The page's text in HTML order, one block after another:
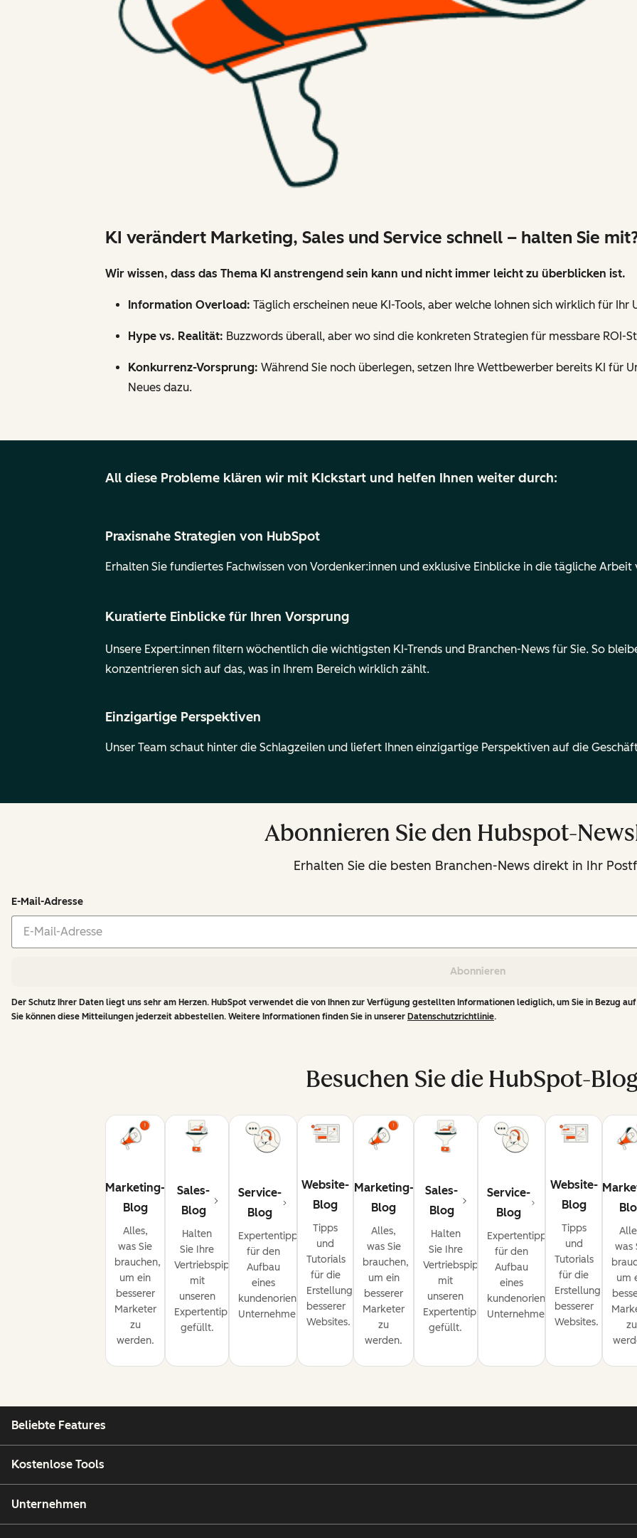
KI verändert Marketing, Sales und Service schnell – halten Sie
Wir wissen, dass das Thema KI anstrengend sein kann und nicht immer leicht zu überblicken ist.
Information Overload: Täglich erscheinen neue KI-Tools, aber welche lohnen sich wirklich für Ihr
Hype vs. Realität: Buzzwords überall, aber wo sind die konkreten Strategien für messbare ROI-
Konkurrenz-Vorsprung: Während Sie noch überlegen, setzen Ihre Wettbewerber bereits KI für
Neues dazu.
All diese Probleme klären wir mit KIckstart und helfen Ihnen weiter durch:
Praxisnahe Strategien von HubSpot
Erhalten Sie fundiertes Fachwissen von Vordenker:innen und exklusive Einblicke in die tägliche
Kuratierte Einblicke für Ihren Vorsprung
Unsere Expert:innen filtern wöchentlich die wichtigsten KI-Trends und Branchen-News für Sie. So
konzentrieren sich auf das, was in Ihrem Bereich wirklich zählt.
Einzigartige Perspektiven
Unser Team schaut hinter die Schlagzeilen und liefert Ihnen einzigartige Perspektiven auf die
Abonnieren Sie den Hubspot-
Erhalten Sie die besten Branchen-News direkt in Ihr
E-Mail-Adresse
Abonnieren
Der Schutz Ihrer Daten liegt uns sehr am Herzen. HubSpot verwendet die von Ihnen zur Verfügung gestellten Informationen lediglich, um Sie in Bezug
Sie können diese Mitteilungen jederzeit abbestellen. Weitere Informationen finden Sie in unserer Datenschutzrichtlinie.
Besuchen Sie die HubSpot-
Marketing-
Blog
Alles,
was Sie
brauchen,
um ein
besserer
Marketer
zu
werden.
Sales-
Blog
Halten
Sie Ihre
Vertriebspipeline
mit
unseren
Expertentipps
gefüllt.
Service-
Blog
Expertentipps
für den
Aufbau
eines
kundenorientierten
Unternehmens.
Website-
Blog
Tipps
und
Tutorials
für die
Erstellung
besserer
Websites.
Marketing-
Blog
Alles,
was Sie
brauchen,
um ein
besserer
Marketer
zu
werden.
Sales-
Blog
Halten
Sie Ihre
Vertriebspipeline
mit
unseren
Expertentipps
gefüllt.
Service-
Blog
Expertentipps
für den
Aufbau
eines
kundenorientierten
Unternehmens.
Website-
Blog
Tipps
und
Tutorials
für die
Erstellung
besserer
Websites.
was
um
zu
Beliebte Features
Kostenlose Tools
Unternehmen